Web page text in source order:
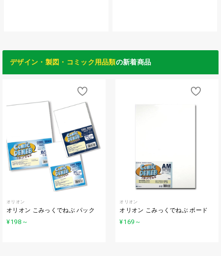
デザイン・製図・コミック用品類の新着商品
オリオン
オリオン こみっくでねぶ パック
¥198 ～
オリオン
オリオン こみっくでねぶ ボード
¥169 ～